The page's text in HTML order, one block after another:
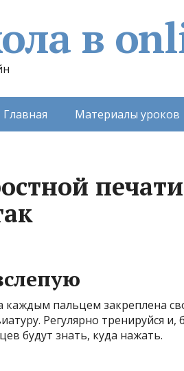
в
Главная Материалы уроков
каждым пальцем закреплена
Регулярно тренируйся и,
будут знать, куда нажать.